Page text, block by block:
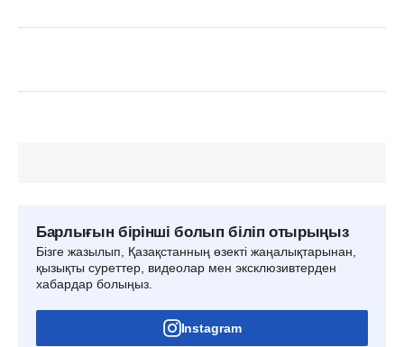
Барлығын бірінші болып біліп отырыңыз
Бізге жазылып, Қазақстанның өзекті жаңалықтарынан,
қызықты суреттер, видеолар мен эксклюзивтерден
хабардар болыңыз.
Instagram